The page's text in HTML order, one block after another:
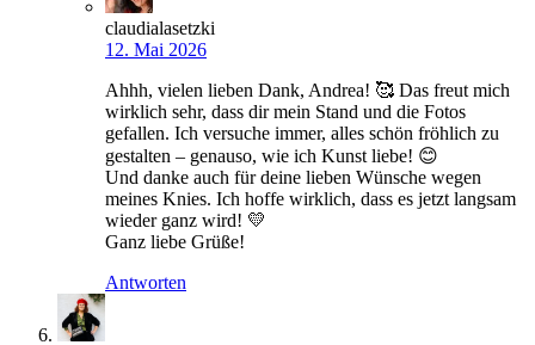
claudialasetzki
12. Mai 2026
Ahhh, vielen lieben Dank, Andrea! 🥰 Das freut mich
wirklich sehr, dass dir mein Stand und die Fotos
gefallen. Ich versuche immer, alles schön fröhlich zu
gestalten – genauso, wie ich Kunst liebe! 😊
Und danke auch für deine lieben Wünsche wegen
meines Knies. Ich hoffe wirklich, dass es jetzt langsam
wieder ganz wird! 💛
Ganz liebe Grüße!
Antworten